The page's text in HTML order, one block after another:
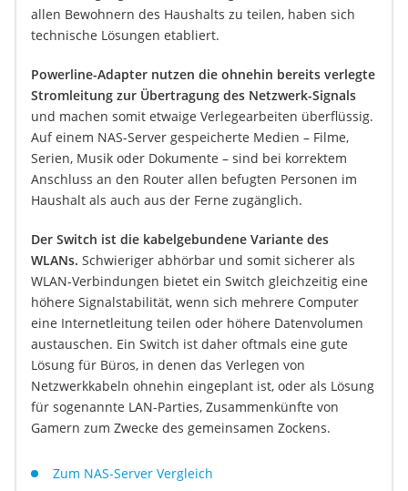
allen Bewohnern des Haushalts zu teilen, haben sich
technische Lösungen etabliert.
Powerline-Adapter nutzen die ohnehin bereits verlegte
Stromleitung zur Übertragung des Netzwerk-Signals
und machen somit etwaige Verlegearbeiten überflüssig.
Auf einem NAS-Server gespeicherte Medien – Filme,
Serien, Musik oder Dokumente – sind bei korrektem
Anschluss an den Router allen befugten Personen im
Haushalt als auch aus der Ferne zugänglich.
Der Switch ist die kabelgebundene Variante des
WLANs. Schwieriger abhörbar und somit sicherer als
WLAN-Verbindungen bietet ein Switch gleichzeitig eine
höhere Signalstabilität, wenn sich mehrere Computer
eine Internetleitung teilen oder höhere Datenvolumen
austauschen. Ein Switch ist daher oftmals eine gute
Lösung für Büros, in denen das Verlegen von
Netzwerkkabeln ohnehin eingeplant ist, oder als Lösung
für sogenannte LAN-Parties, Zusammenkünfte von
Gamern zum Zwecke des gemeinsamen Zockens.
Zum NAS-Server Vergleich